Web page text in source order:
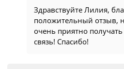
Здравствуйте Лилия,
положительный отзыв,
очень приятно
связь! Спасибо!